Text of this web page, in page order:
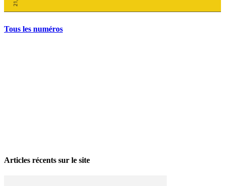
Tous les numéros
Articles récents sur le site